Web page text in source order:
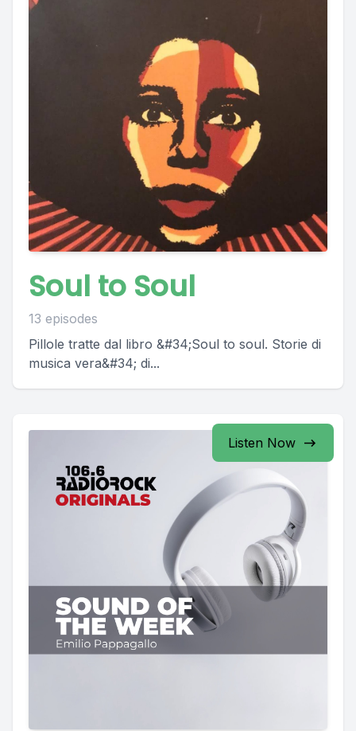
Soul to Soul
13 episodes
Pillole tratte dal libro &#34;Soul to soul. Storie di
musica vera&#34; di...
Listen Now